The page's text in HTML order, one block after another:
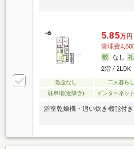
5.85万円
管理費
なし
2階 / 2LDK
敷金なし 二人暮らし
駐車場(近隣含)
インターネッ
浴室乾燥機・追い炊き機能付